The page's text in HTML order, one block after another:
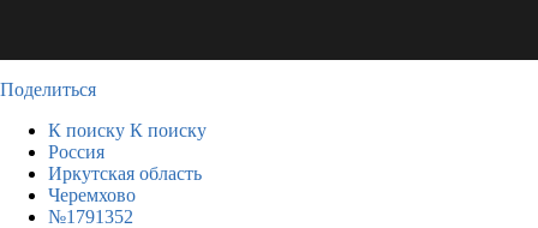
Поделиться
К поиску К поиску
Россия
Иркутская область
Черемхово
№1791352